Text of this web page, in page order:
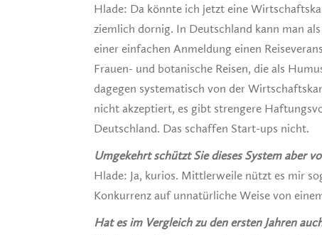
Hlade: Da könnte ich jetzt eine
ziemlich dornig. In Deutschland kann man
einer einfachen Anmeldung einen
Frauen- und botanische Reisen, die als
dagegen systematisch von der
nicht akzeptiert, es gibt strengere
Deutschland. Das schaffen Start-ups nicht.
Umgekehrt schützt Sie dieses System aber
Hlade: Ja, kurios. Mittlerweile nützt es mir
Konkurrenz auf unnatürliche Weise von
Hat es im Vergleich zu den ersten Jahren